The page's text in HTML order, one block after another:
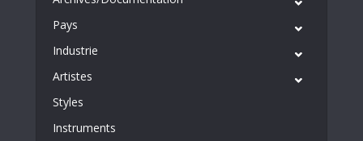
Pays
Industrie
Artistes
Styles
Instruments